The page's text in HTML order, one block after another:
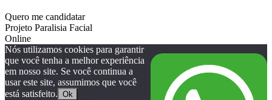
Quero me candidatar
Projeto Paralisia Facial
Online
Nós utilizamos cookies para garantir
que você tenha a melhor experiência
em nosso site. Se você continua a
usar este site, assumimos que você
está satisfeito. Ok